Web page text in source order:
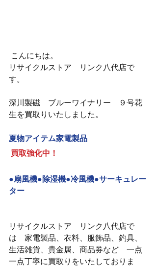
こんにちは。
リサイクルストア　リンク八代店で
す。
深川製磁　ブルーワイナリー　９号花
生を買取りいたしました。
夏物アイテム家電製品
買取強化中！
●扇風機●除湿機●冷風機●サーキュレー
ター
リサイクルストア　リンク八代店で
は　家電製品、衣料、服飾品、釣具、
生活雑貨、貴金属、商品券など　一点
一点丁寧に買取りをいたしておりま